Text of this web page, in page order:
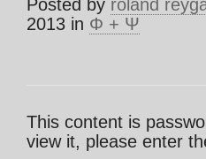
Posted by roland
2013 in Φ + Ψ
This content is
view it, please enter